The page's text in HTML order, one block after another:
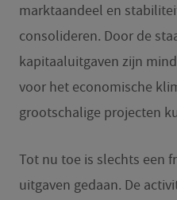
marktaandeel en
consolideren. Door de
kapitaaluitgaven zijn
voor het economische
grootschalige projecten
Tot nu toe is slechts een
uitgaven gedaan. De